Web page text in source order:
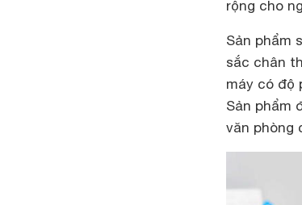
rộng cho
Sản phẩm
sắc chân
máy có độ
Sản phẩm
văn phòng